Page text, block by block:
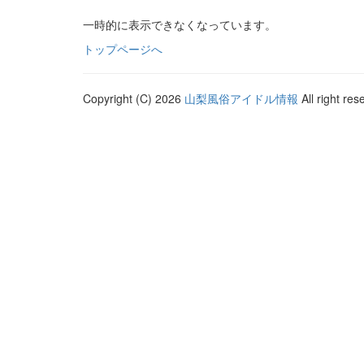
一時的に表示できなくなっています。
トップページへ
Copyright (C) 2026 山梨風俗アイドル情報 All right